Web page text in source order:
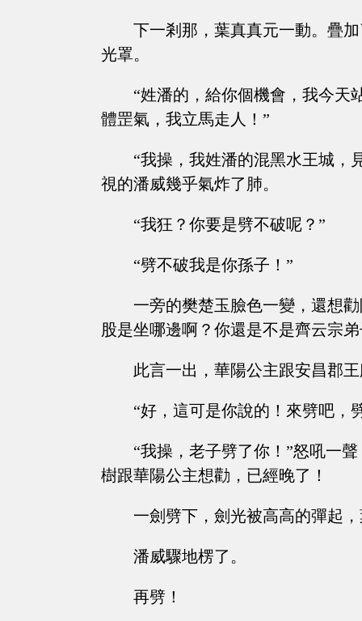
下一剎那，葉真真元一動。疊
光罩。
“姓潘的，給你個機會，我今天
體罡氣，我立馬走人！”
“我操，我姓潘的混黑水王城，
視的潘威幾乎氣炸了肺。
“我狂？你要是劈不破呢？”
“劈不破我是你孫子！”
一旁的樊楚玉臉色一變，還想
股是坐哪邊啊？你還是不是齊云宗
此言一出，華陽公主跟安昌郡
“好，這可是你說的！來劈吧，
“我操，老子劈了你！”怒吼一
樹跟華陽公主想勸，已經晚了！
一劍劈下，劍光被高高的彈起
潘威驟地楞了。
再劈！